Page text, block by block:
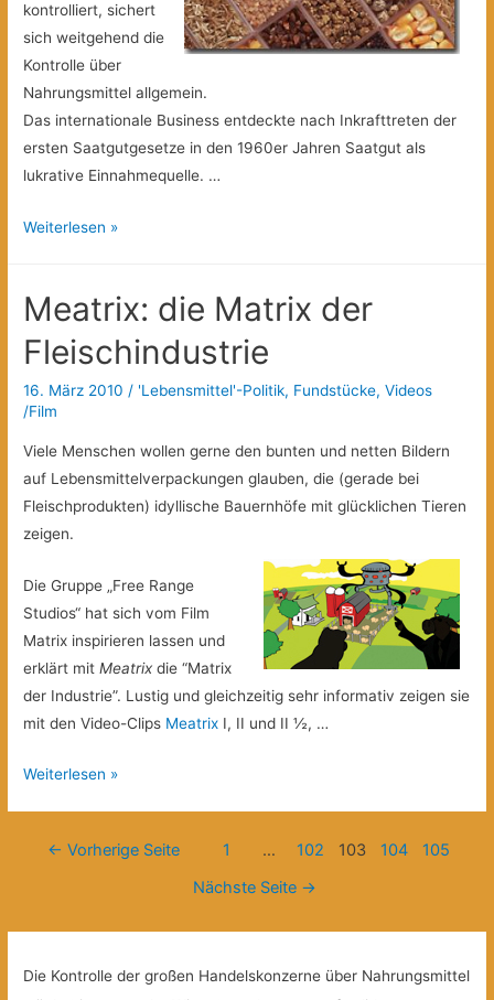
kontrolliert, sichert
sich weitgehend die
Kontrolle über
Nahrungsmittel allgemein.
Das internationale Business entdeckte nach Inkrafttreten der
ersten Saatgutgesetze in den 1960er Jahren Saatgut als
lukrative Einnahmequelle. …
Wem
SAATGUT?
Weiterlesen »
Meatrix: die Matrix der
Fleischindustrie
16. März 2010 / 'Lebensmittel'-Politik, Fundstücke,Videos
/Film
Viele Menschen wollen gerne den bunten und netten Bildern
auf Lebensmittelverpackungen glauben, die (gerade bei
Fleischprodukten) idyllische Bauernhöfe mit glücklichen Tieren
zeigen.
Die Gruppe „Free Range
Studios“ hat sich vom Film
Matrix inspirieren lassen und
erklärt mitMeatrix die “Matrix
der Industrie”. Lustig und gleichzeitig sehr informativ zeigen sie
mit den Video-Clips Meatrix I, II und II ½, …
Meatrix:
Weiterlesen »
Beitragsnavigation
← Vorherige Seite 1 … 102 103 104
105
Nächste Seite →
Die Kontrolle der großen Handelskonzerne über Nahrungsmittel